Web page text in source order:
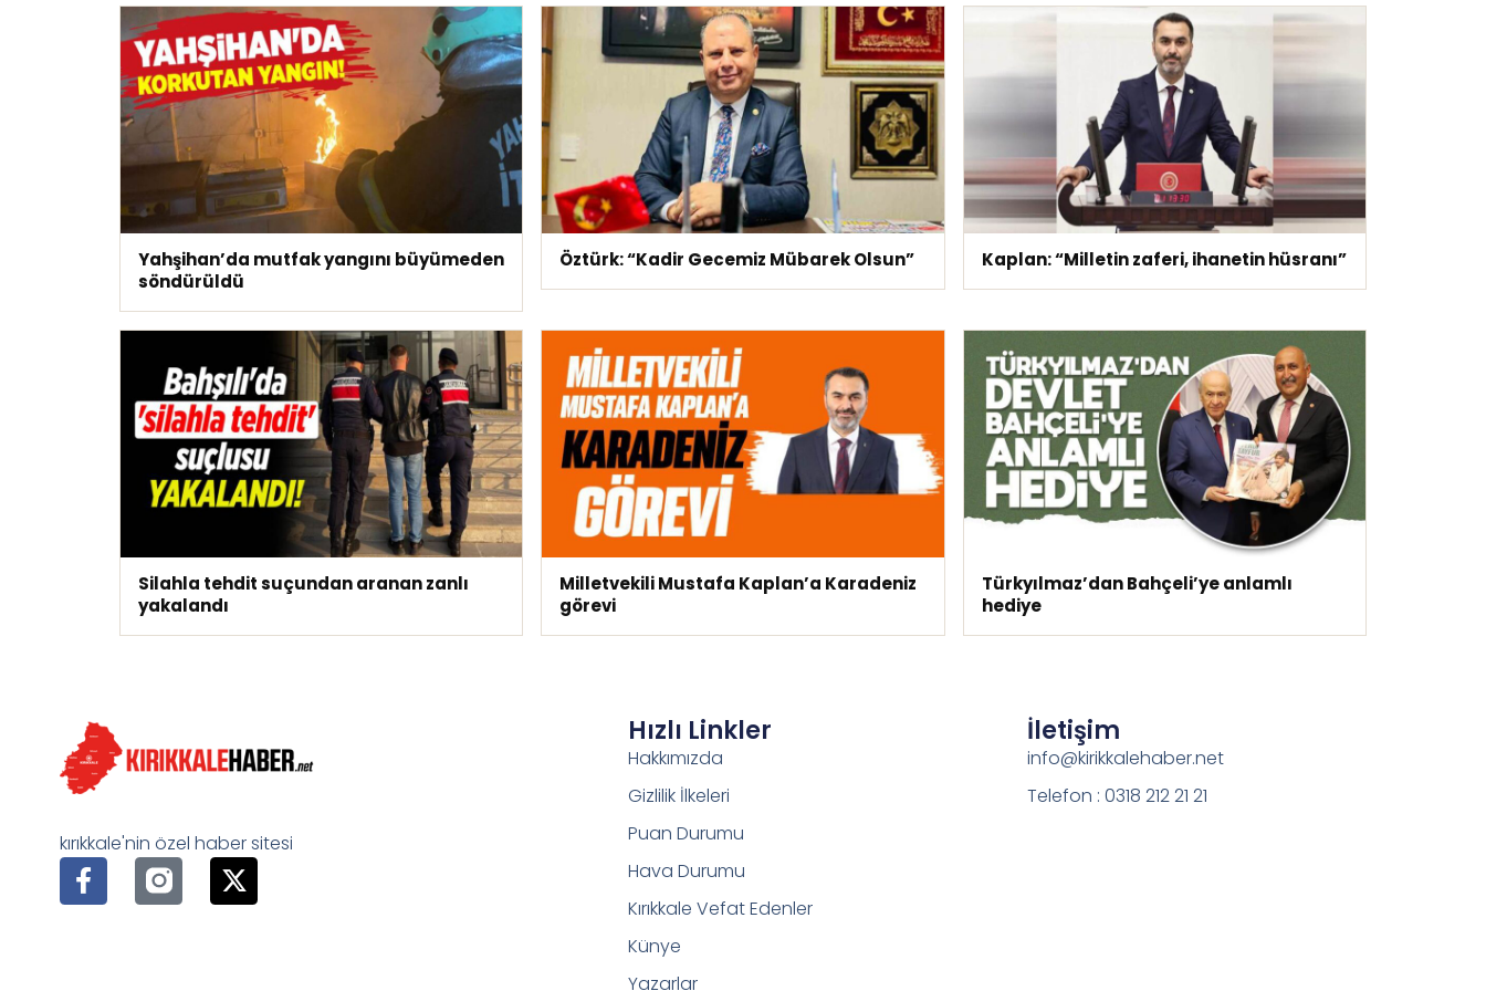
Yahşihan’da mutfak yangını büyümeden
söndürüldü
Öztürk: “Kadir Gecemiz Mübarek Olsun” Kaplan: “Milletin zaferi, ihanetin hüsranı”
Silahla tehdit suçundan aranan zanlı
yakalandı
Milletvekili Mustafa Kaplan’a Karadeniz
görevi
Türkyılmaz’dan Bahçeli’ye anlamlı
hediye
kırıkkale'nin özel haber sitesi
Hızlı Linkler
Hakkımızda
Gizlilik İlkeleri
Puan Durumu
Hava Durumu
Kırıkkale Vefat Edenler
Künye
Yazarlar
İletişim
info@kirikkalehaber.net
Telefon : 0318 212 21 21